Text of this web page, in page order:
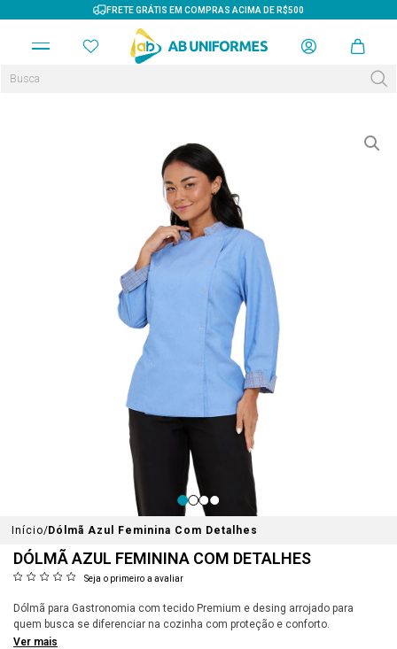
FRETE GRÁTIS EM COMPRAS ACIMA DE R$500
Início Dólmã Azul Feminina Com Detalhes
DÓLMÃ AZUL FEMININA COM DETALHES
Seja o primeiro a avaliar
Dólmã para Gastronomia com tecido Premium e desing arrojado para
quem busca se diferenciar na cozinha com proteção e conforto.
Ver mais